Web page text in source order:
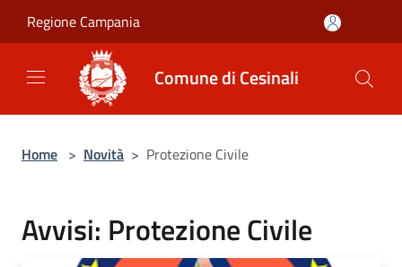
Regione Campania
Comune di Cesinali
Home > Novità > Protezione Civile
Avvisi: Protezione Civile